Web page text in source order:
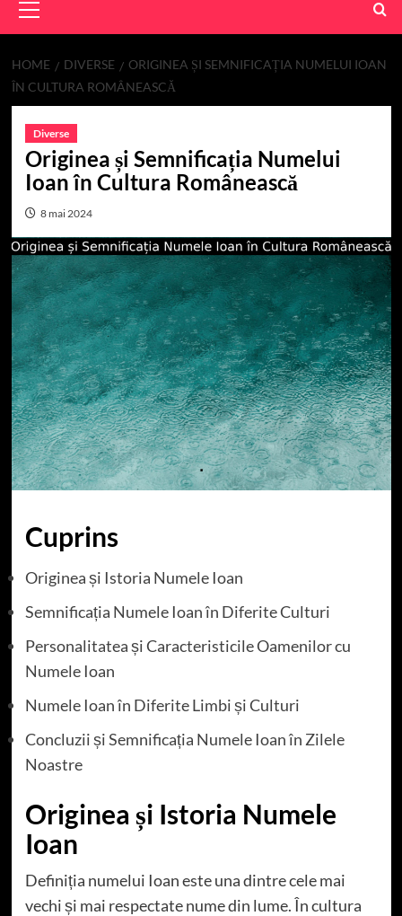
Menu
HOME DIVERSE
ORIGINEA ȘI SEMNIFICAȚIA NUMELUI IOAN
ÎN CULTURA ROMÂNEASCĂ
Diverse
Originea și Semnificația Numelui
Ioan în Cultura Românească
8 mai 2024
Cuprins
Originea și Istoria Numele Ioan
Semnificația Numele Ioan în Diferite Culturi
Personalitatea și Caracteristicile Oamenilor cu
Numele Ioan
Numele Ioan în Diferite Limbi și Culturi
Concluzii și Semnificația Numele Ioan în Zilele
Noastre
Originea și Istoria Numele
Ioan
Definiția numelui Ioan este una dintre cele mai
vechi și mai respectate nume din lume. În cultura